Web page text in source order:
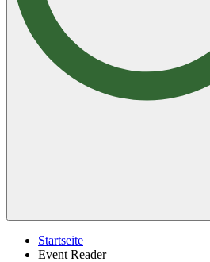
Startseite
Event Reader